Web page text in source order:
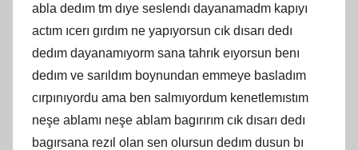
abla dedım tm dıye seslendı dayanamadm kapıyı
actım ıcerı gırdım ne yapıyorsun cık dısarı dedı
dedım dayanamıyorm sana tahrık eıyorsun benı
dedım ve sarıldım boynundan emmeye basladım
cırpınıyordu ama ben salmıyordum kenetlemıstım
neşe ablamı neşe ablam bagırırım cık dısarı dedı
bagırsana rezıl olan sen olursun dedım dusun bı